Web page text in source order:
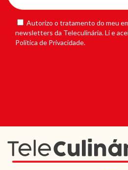
Autorizo o tratamento do meu
newsletters da Teleculinária. Li e
Política de Privacidade.